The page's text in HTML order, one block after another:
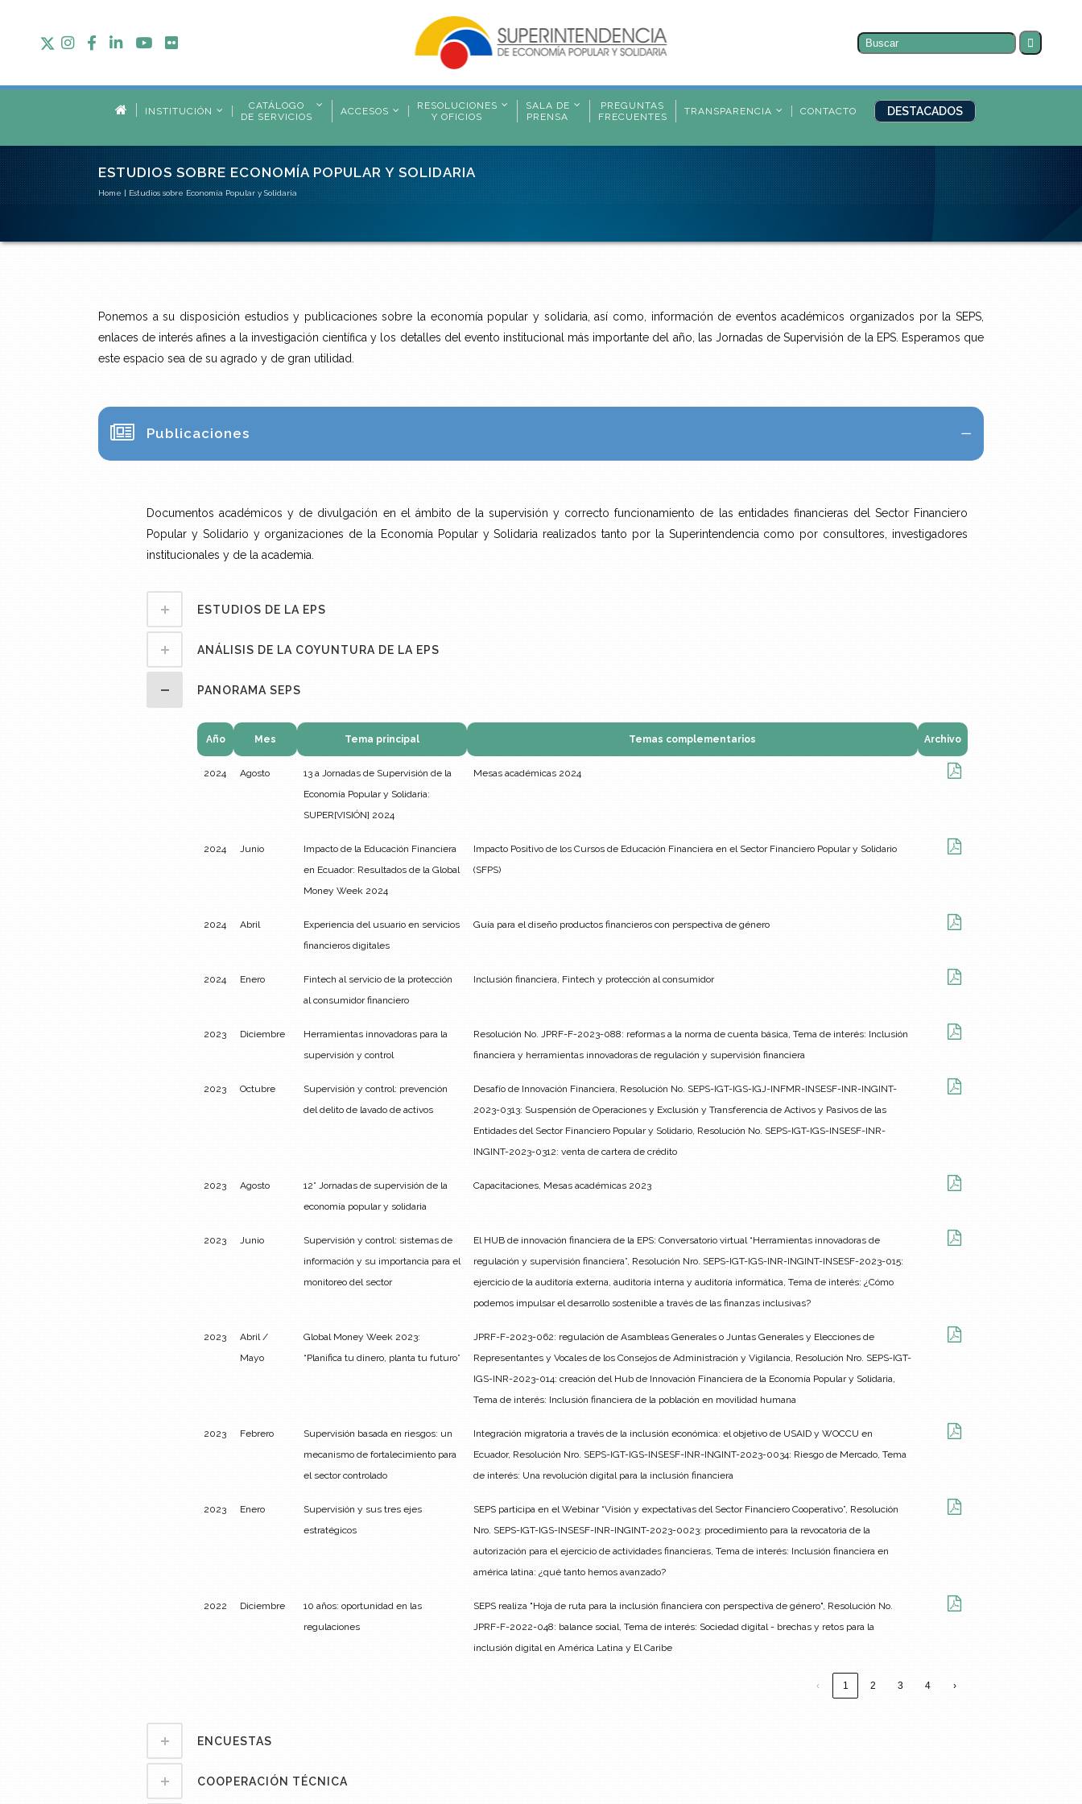
Buscar
INSTITUCIÓN
CATÁLOGO
DE SERVICIOS
ACCESOS
RESOLUCIONES
Y OFICIOS
SALA DE
PRENSA
PREGUNTAS
FRECUENTES
TRANSPARENCIA CONTACTO DESTACADOS
ESTUDIOS SOBRE ECONOMÍA POPULAR Y SOLIDARIA
Home | Estudios sobre Economía Popular y Solidaria
Ponemos a su disposición estudios y publicaciones sobre la economía popular y solidaria, así como, información de eventos académicos organizados por la SEPS,
enlaces de interés afines a la investigación científica y los detalles del evento institucional más importante del año, las Jornadas de Supervisión de la EPS. Esperamos que
este espacio sea de su agrado y de gran utilidad.
Publicaciones
Documentos académicos y de divulgación en el ámbito de la supervisión y correcto funcionamiento de las entidades financieras del Sector Financiero
Popular y Solidario y organizaciones de la Economía Popular y Solidaria realizados tanto por la Superintendencia como por consultores, investigadores
institucionales y de la academia.
ESTUDIOS DE LA EPS
ANÁLISIS DE LA COYUNTURA DE LA EPS
PANORAMA SEPS
Año Mes Tema principal Temas complementarios Archivo
2024 Agosto
13 a Jornadas de Supervisión de la
Economía Popular y Solidaria:
SUPER[VISIÓN] 2024
Mesas académicas 2024
2024 Junio
Impacto de la Educación Financiera
en Ecuador: Resultados de la Global
Money Week 2024
Impacto Positivo de los Cursos de Educación Financiera en el Sector Financiero Popular y Solidario
(SFPS)
2024 Abril
Experiencia del usuario en servicios
financieros digitales
Guía para el diseño productos financieros con perspectiva de género
2024 Enero
Fintech al servicio de la protección
al consumidor financiero
Inclusión financiera, Fintech y protección al consumidor
2023 Diciembre
Herramientas innovadoras para la
supervisión y control
Resolución No. JPRF-F-2023-088: reformas a la norma de cuenta básica, Tema de interés: Inclusión
financiera y herramientas innovadoras de regulación y supervisión financiera
2023 Octubre
Supervisión y control: prevención
del delito de lavado de activos
Desafío de Innovación Financiera, Resolución No. SEPS-IGT-IGS-IGJ-INFMR-INSESF-INR-INGINT-
2023-0313: Suspensión de Operaciones y Exclusión y Transferencia de Activos y Pasivos de las
Entidades del Sector Financiero Popular y Solidario, Resolución No. SEPS-IGT-IGS-INSESF-INR-
INGINT-2023-0312: venta de cartera de crédito
2023 Agosto
12° Jornadas de supervisión de la
economía popular y solidaria
Capacitaciones, Mesas académicas 2023
2023 Junio
Supervisión y control: sistemas de
información y su importancia para el
monitoreo del sector
El HUB de innovación financiera de la EPS: Conversatorio virtual “Herramientas innovadoras de
regulación y supervisión financiera”, Resolución Nro. SEPS-IGT-IGS-INR-INGINT-INSESF-2023-015:
ejercicio de la auditoría externa, auditoría interna y auditoría informática, Tema de interés: ¿Cómo
podemos impulsar el desarrollo sostenible a través de las finanzas inclusivas?
2023
Abril /
Mayo
Global Money Week 2023:
“Planifica tu dinero, planta tu futuro”
JPRF-F-2023-062: regulación de Asambleas Generales o Juntas Generales y Elecciones de
Representantes y Vocales de los Consejos de Administración y Vigilancia, Resolución Nro. SEPS-IGT-
IGS-INR-2023-014: creación del Hub de Innovación Financiera de la Economía Popular y Solidaria,
Tema de interés: Inclusión financiera de la población en movilidad humana
2023 Febrero
Supervisión basada en riesgos: un
mecanismo de fortalecimiento para
el sector controlado
Integración migratoria a través de la inclusión económica: el objetivo de USAID y WOCCU en
Ecuador, Resolución Nro. SEPS-IGT-IGS-INSESF-INR-INGINT-2023-0034: Riesgo de Mercado, Tema
de interés: Una revolución digital para la inclusión financiera
2023 Enero
Supervisión y sus tres ejes
estratégicos
SEPS participa en el Webinar “Visión y expectativas del Sector Financiero Cooperativo”, Resolución
Nro. SEPS-IGT-IGS-INSESF-INR-INGINT-2023-0023: procedimiento para la revocatoria de la
autorización para el ejercicio de actividades financieras, Tema de interés: Inclusión financiera en
américa latina: ¿qué tanto hemos avanzado?
2022 Diciembre
10 años: oportunidad en las
regulaciones
SEPS realiza "Hoja de ruta para la inclusión financiera con perspectiva de género", Resolución No.
JPRF-F-2022-048: balance social, Tema de interés: Sociedad digital - brechas y retos para la
inclusión digital en América Latina y El Caribe
‹ 1 2 3 4 ›
ENCUESTAS
COOPERACIÓN TÉCNICA